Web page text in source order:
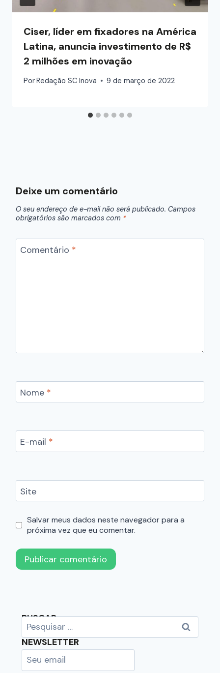
Ciser, líder em fixadores na América
Latina, anuncia investimento de R$
2 milhões em inovação
PorRedação SC Inova 9 de março de 2022
Deixe um comentário
O seu endereço de e-mail não será publicado. Campos
obrigatórios são marcados com *
Comentário *
Nome *
E-mail *
Site
Salvar meus dados neste navegador para a
próxima vez que eu comentar.
BUSCAR
NEWSLETTER